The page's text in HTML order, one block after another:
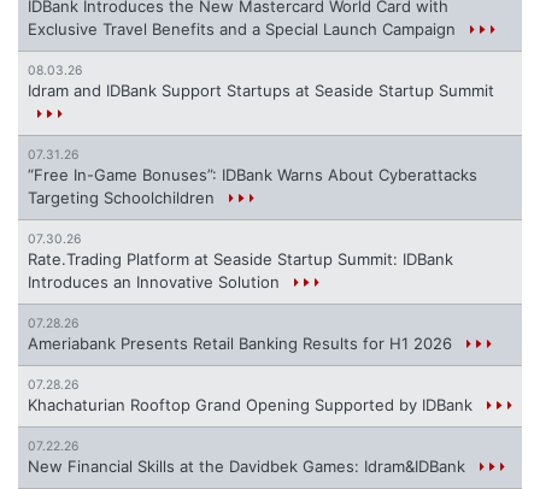
IDBank Introduces the New Mastercard World Card with
Exclusive Travel Benefits and a Special Launch Campaign
08.03.26
Idram and IDBank Support Startups at Seaside Startup Summit
07.31.26
“Free In-Game Bonuses”: IDBank Warns About Cyberattacks
Targeting Schoolchildren
07.30.26
Rate.Trading Platform at Seaside Startup Summit: IDBank
Introduces an Innovative Solution
07.28.26
Ameriabank Presents Retail Banking Results for H1 2026
07.28.26
Khachaturian Rooftop Grand Opening Supported by IDBank
07.22.26
New Financial Skills at the Davidbek Games: Idram&IDBank